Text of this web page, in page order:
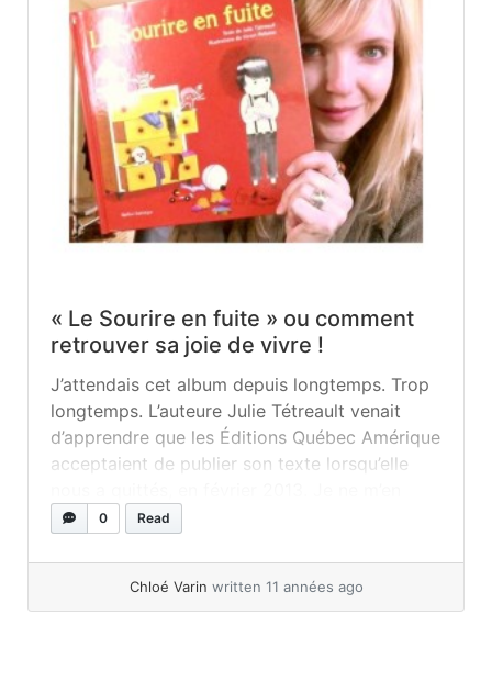
« Le Sourire en fuite » ou comment
retrouver sa joie de vivre !
J’attendais cet album depuis longtemps. Trop
longtemps. L’auteure Julie Tétreault venait
d’apprendre que les Éditions Québec Amérique
acceptaient de publier son texte lorsqu’elle
cacherai pas, l’auteure était mon amie. Une
temps pour apprendre à se connaître. Avec... »
read more
0 Read
Chloé Varin written 11 années ago